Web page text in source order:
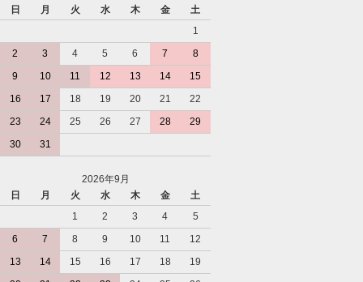
日
月 火 水 木 金
土
1
2
3 4 5 6 7
8
9
10 11 12 13 14
15
16
17 18 19 20 21
22
23
24 25 26 27 28
29
30
31
2026年9月
日
月 火 水 木 金
土
1
2 3 4
5
6
7 8 9 10 11
12
13
14 15 16 17 18
19